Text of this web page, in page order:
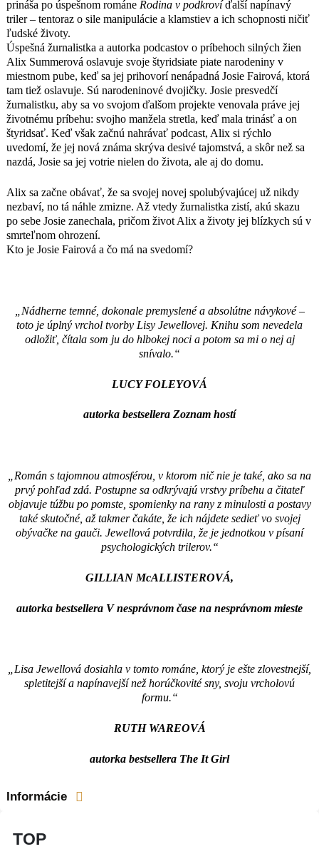
odložiť, čítala som ju do hlbokej noci a
potom sa mi o nej aj snívalo.“
autorka bestsellera Zoznam hostí
„Román s tajomnou atmosférou, v
ktorom nič nie je také, ako sa na prvý
pohľad zdá. Postupne sa odkrývajú
vrstvy príbehu a čitateľ objavuje túžbu
po pomste, spomienky na rany z
minulosti a postavy také skutočné, až
takmer čakáte, že ich nájdete sedieť vo
potvrdila, že je jednotkou v písaní
psychologických trilerov.“
GILLIAN McALLISTEROVÁ,
čase na nesprávnom mieste
spletitejší a napínavejší než horúčkovité
sny, svoju vrcholovú formu.“
RUTH WAREOVÁ
autorka bestsellera The It Girl
prináša po úspešnom románe Rodina v podkrovíďalší napínavý
triler – tentoraz o sile manipulácie a klamstiev a ich schopnosti ničiť
ľudské životy.
Úspešná žurnalistka a autorka podcastov o príbehoch silných žien
Alix Summerová oslavuje svoje štyridsiate piate narodeniny v
miestnom pube, keď sa jej prihovorí nenápadná Josie Fairová, ktorá
tam tiež oslavuje. Sú narodeninové dvojičky. Josie presvedčí
žurnalistku, aby sa vo svojom ďalšom projekte venovala práve jej
životnému príbehu: svojho manžela stretla, keď mala trinásť a on
štyridsať. Keď však začnú nahrávať podcast, Alix si rýchlo
uvedomí, že jej nová známa skrýva desivé tajomstvá, a skôr než sa
nazdá, Josie sa jej votrie nielen do života, ale aj do domu.
Alix sa začne obávať, že sa svojej novej spolubývajúcej už nikdy
nezbaví, no tá náhle zmizne. Až vtedy žurnalistka zistí, akú skazu
po sebe Josie zanechala, pričom život Alix a životy jej blízkych sú v
smrteľnom ohrození.
Kto je Josie Fairová a čo má na svedomí?
„Nádherne temné, dokonale premyslené a absolútne návykové –
toto je úplný vrchol tvorby Lisy Jewellovej. Knihu som nevedela
odložiť, čítala som ju do hlbokej noci a potom sa mi o nej aj
snívalo.“
LUCY FOLEYOVÁ
autorka bestsellera Zoznam hostí
„Román s tajomnou atmosférou, v ktorom nič nie je také, ako sa na
prvý pohľad zdá. Postupne sa odkrývajú vrstvy príbehu a čitateľ
objavuje túžbu po pomste, spomienky na rany z minulosti a postavy
také skutočné, až takmer čakáte, že ich nájdete sedieť vo svojej
obývačke na gauči. Jewellová potvrdila, že je jednotkou v písaní
psychologických trilerov.“
GILLIAN McALLISTEROVÁ,
autorka bestsellera V nesprávnom čase na nesprávnom mieste
„Lisa Jewellová dosiahla v tomto románe, ktorý je ešte zlovestnejší,
spletitejší a napínavejší než horúčkovité sny, svoju vrcholovú
formu.“
RUTH WAREOVÁ
autorka bestsellera The It Girl
Informácie
TOP